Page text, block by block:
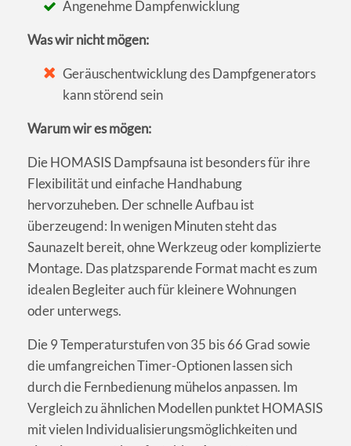
Angenehme Dampfenwicklung
Was wir nicht mögen:
Geräuschentwicklung des Dampfgenerators
kann störend sein
Warum wir es mögen:
Die HOMASIS Dampfsauna ist besonders für ihre
Flexibilität und einfache Handhabung
hervorzuheben. Der schnelle Aufbau ist
überzeugend: In wenigen Minuten steht das
Saunazelt bereit, ohne Werkzeug oder komplizierte
Montage. Das platzsparende Format macht es zum
idealen Begleiter auch für kleinere Wohnungen
oder unterwegs.
Die 9 Temperaturstufen von 35 bis 66 Grad sowie
die umfangreichen Timer-Optionen lassen sich
durch die Fernbedienung mühelos anpassen. Im
Vergleich zu ähnlichen Modellen punktet HOMASIS
mit vielen Individualisierungsmöglichkeiten und